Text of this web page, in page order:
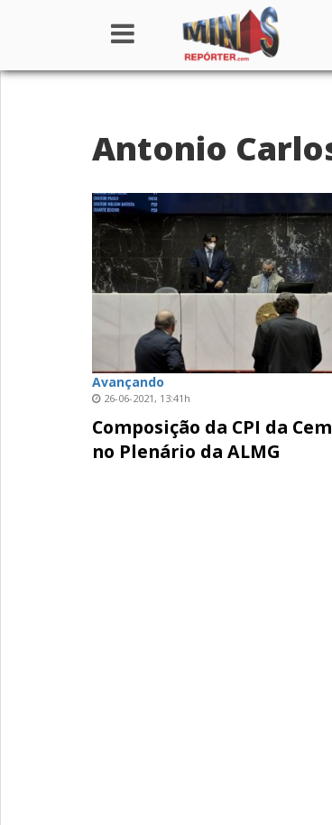
InstitucionalAntonio
Avançando
26-06-2021, 13:41h
Composição da CPI da
no Plenário da ALMG